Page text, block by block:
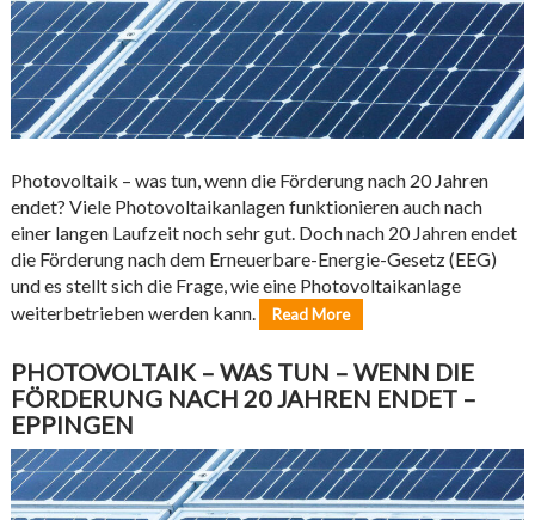
Photovoltaik – was tun, wenn die Förderung nach 20 Jahren
endet? Viele Photovoltaikanlagen funktionieren auch nach
einer langen Laufzeit noch sehr gut. Doch nach 20 Jahren endet
die Förderung nach dem Erneuerbare-Energie-Gesetz (EEG)
und es stellt sich die Frage, wie eine Photovoltaikanlage
weiterbetrieben werden kann.
Read More
PHOTOVOLTAIK – WAS TUN – WENN DIE
FÖRDERUNG NACH 20 JAHREN ENDET –
EPPINGEN